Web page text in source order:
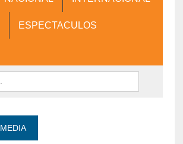
ESPECTACULOS
MEDIA